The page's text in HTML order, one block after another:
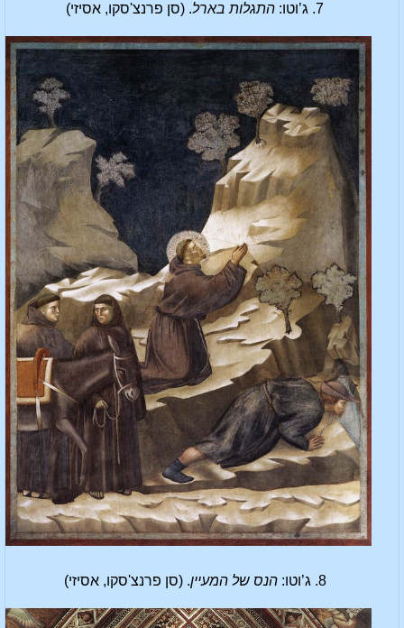
7. ג’וטו: התגלות בארל. (סן פרנצ'סקו, אסיזי)
8. ג’וטו: הנס של המעיין. (סן פרנצ'סקו, אסיזי)